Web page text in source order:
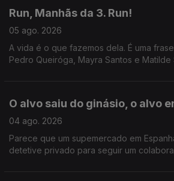
Run, Manhãs da 3. Run!
05 ago. 2026
A vida é o que fazemos dela. É uma
Pedro Queiróga, Mayra Santos e Matilde
O alvo saiu do ginásio, o alvo
04 ago. 2026
Parece que um supemercado em
detetive privado para seguir um